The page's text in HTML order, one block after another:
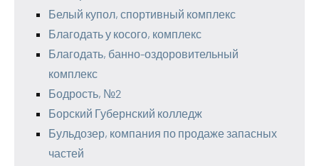
Белый купол, спортивный комплекс
Благодать у косого, комплекс
Благодать, банно-оздоровительный
комплекс
Бодрость, №2
Борский Губернский колледж
Бульдозер, компания по продаже запасных
частей